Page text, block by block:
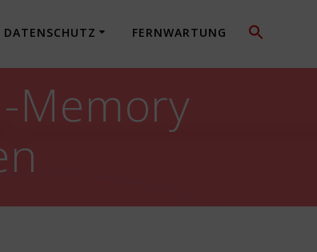
DATENSCHUTZ FERNWARTUNG
Memory